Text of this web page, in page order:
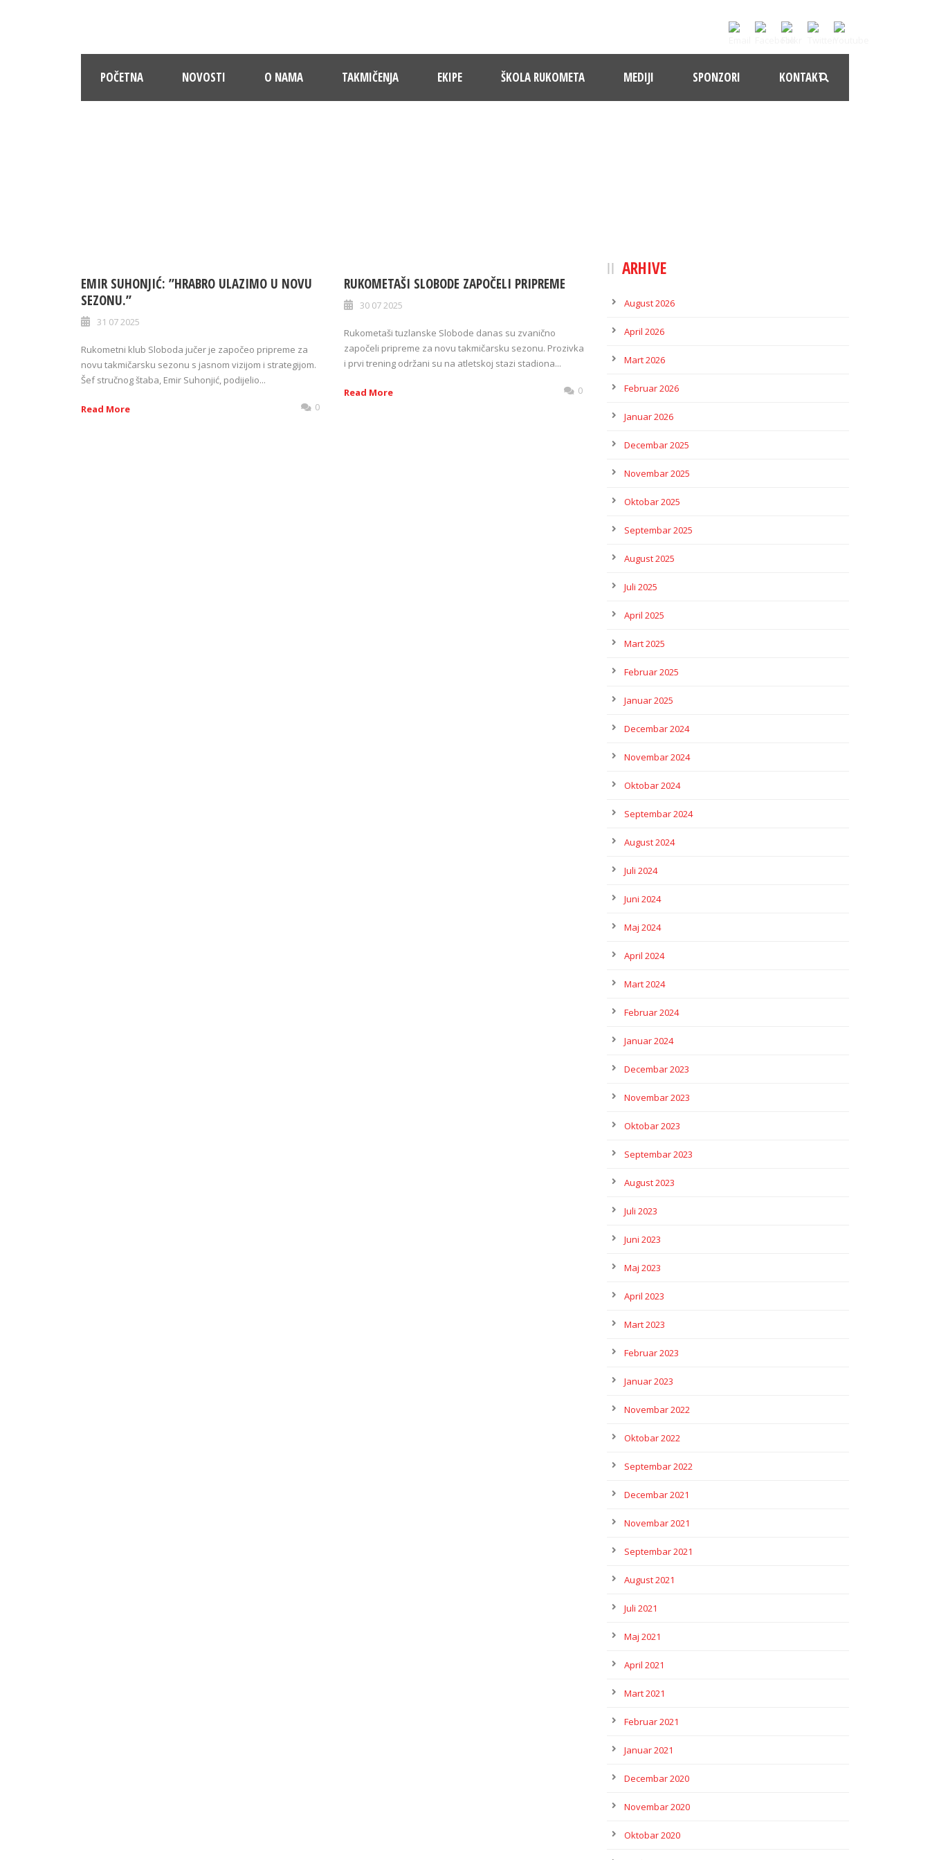
POČETNA NOVOSTI O NAMA TAKMIČENJA EKIPE ŠKOLA RUKOMETA MEDIJI SPONZORI KONTAKT
EMIR SUHONJIĆ: ”HRABRO ULAZIMO U NOVU
SEZONU.”
31 07 2025
Rukometni klub Sloboda jučer je započeo pripreme za
novu takmičarsku sezonu s jasnom vizijom i strategijom.
Šef stručnog štaba, Emir Suhonjić, podijelio...
Read More 0
RUKOMETAŠI SLOBODE ZAPOČELI PRIPREME
30 07 2025
Rukometaši tuzlanske Slobode danas su zvanično
započeli pripreme za novu takmičarsku sezonu. Prozivka
i prvi trening održani su na atletskoj stazi stadiona...
Read More 0
ARHIVE
August 2026
April 2026
Mart 2026
Februar 2026
Januar 2026
Decembar 2025
Novembar 2025
Oktobar 2025
Septembar 2025
August 2025
Juli 2025
April 2025
Mart 2025
Februar 2025
Januar 2025
Decembar 2024
Novembar 2024
Oktobar 2024
Septembar 2024
August 2024
Juli 2024
Juni 2024
Maj 2024
April 2024
Mart 2024
Februar 2024
Januar 2024
Decembar 2023
Novembar 2023
Oktobar 2023
Septembar 2023
August 2023
Juli 2023
Juni 2023
Maj 2023
April 2023
Mart 2023
Februar 2023
Januar 2023
Novembar 2022
Oktobar 2022
Septembar 2022
Decembar 2021
Novembar 2021
Septembar 2021
August 2021
Juli 2021
Maj 2021
April 2021
Mart 2021
Februar 2021
Januar 2021
Decembar 2020
Novembar 2020
Oktobar 2020